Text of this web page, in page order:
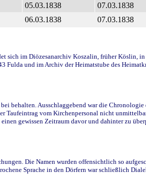
05.03.1838 07.03.1838
06.03.1838 07.03.1838
sich im Diözesanarchiv Koszalin, früher Köslin,
Fulda und im Archiv der Heimatstube des
behalten. Ausschlaggebend war die
Taufeintrag vom Kirchenpersonal nicht
gewissen Zeitraum davor und dahinter zu
Die Namen wurden offensichtlich so
Sprache in den Dörfern war schließlich